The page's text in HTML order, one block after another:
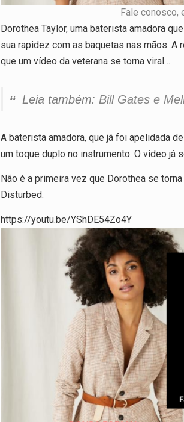
Fale conosco,
Dorothea Taylor, uma baterista amadora
sua rapidez com as baquetas nas mãos.
que um vídeo da veterana se torna viral…
Leia também: Bill Gates e
A baterista amadora, que já foi apelidada
um toque duplo no instrumento. O vídeo já
Não é a primeira vez que Dorothea se
Disturbed.
https://youtu.be/YShDE54Zo4Y